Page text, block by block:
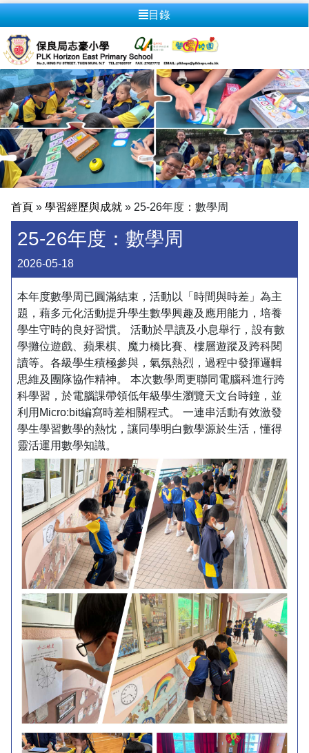
目錄
首頁 » 學習經歷與成就 » 25-26年度：數學周
25-26年度：數學周
2026-05-18
本年度數學周已圓滿結束，活動以「時間與時差」為主
題，藉多元化活動提升學生數學興趣及應用能力，培養
學生守時的良好習慣。 活動於早讀及小息舉行，設有數
學攤位遊戲、蘋果棋、魔力橋比賽、樓層遊蹤及跨科閱
讀等。各級學生積極參與，氣氛熱烈，過程中發揮邏輯
思維及團隊協作精神。 本次數學周更聯同電腦科進行跨
科學習，於電腦課帶領低年級學生瀏覽天文台時鐘，並
利用Micro:bit編寫時差相關程式。 一連串活動有效激發
學生學習數學的熱忱，讓同學明白數學源於生活，懂得
靈活運用數學知識。